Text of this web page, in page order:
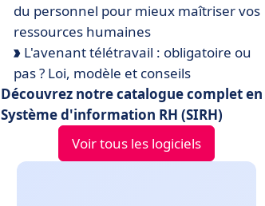
du personnel pour mieux maîtriser vos
ressources humaines
L'avenant télétravail : obligatoire ou
pas ? Loi, modèle et conseils
Découvrez notre catalogue complet en
Système d'information RH (SIRH)
Voir tous les logiciels